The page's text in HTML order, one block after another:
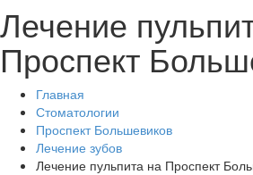
Лечение
Проспект
Главная
Стоматологии
Проспект Большевиков
Лечение зубов
Лечение пульпита на Проспект